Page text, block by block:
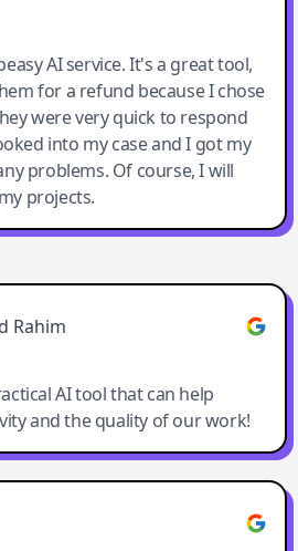
AI service. It's a great tool,
for a refund because I chose
were very quick to respond
into my case and I got my
problems. Of course, I will
projects.
Rahim
AI tool that can help
and the quality of our work!